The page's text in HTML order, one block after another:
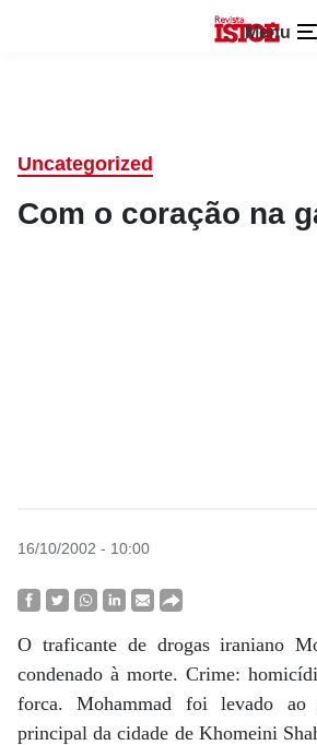
Menu
Uncategorized
Com o coração na
16/10/2002 - 10:00
O traficante de drogas iraniano
condenado à morte. Crime:
forca. Mohammad foi levado ao
principal da cidade de Khomeini